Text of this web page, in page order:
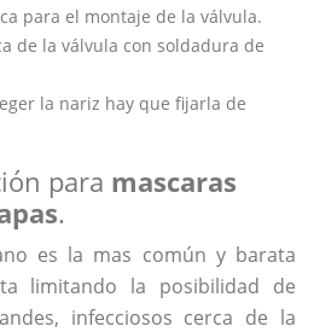
para el montaje de la válvula.
de la válvula con soldadura de
la nariz hay que fijarla de
para mascaras
.
es la mas común y barata
limitando la posibilidad de
infecciosos cerca de la